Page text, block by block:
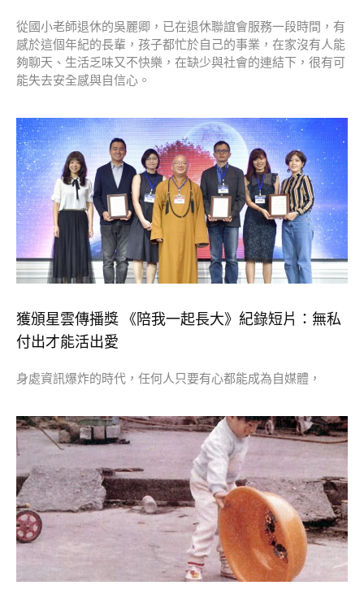
從國小老師退休的吳麗卿，已在退休聯誼會服務一段時間，有
感於這個年紀的長輩，孩子都忙於自己的事業，在家沒有人能
夠聊天、生活乏味又不快樂，在缺少與社會的連結下，很有可
能失去安全感與自信心。
獲頒星雲傳播獎 《陪我一起長大》紀錄短片：無私
付出才能活出愛
身處資訊爆炸的時代，任何人只要有心都能成為自媒體，